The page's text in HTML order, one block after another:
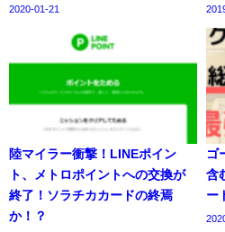
2020-01-21
陸マイラー衝撃！LINEポイン
ト、メトロポイントへの交換が
終了！ソラチカカードの終焉
か！？
ゴ
含
ー